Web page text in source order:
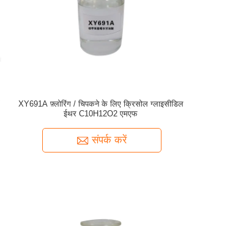
XY691A फ़्लोरिंग / चिपकने के लिए क्रिसोल ग्लाइसीडिल
ईथर C10H12O2 एमएफ
संपर्क करें